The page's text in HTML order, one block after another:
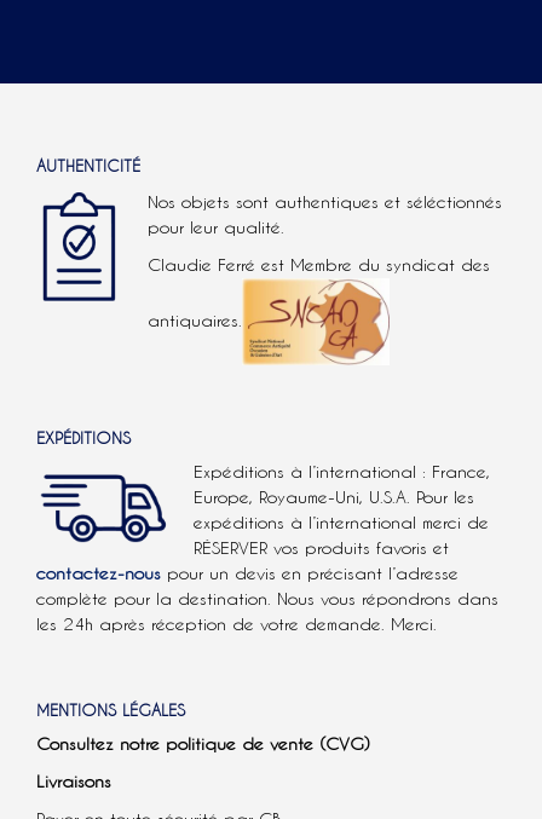
AUTHENTICITÉ
Nos objets sont authentiques et séléctionnés
pour leur qualité.
Claudie Ferré est Membre du syndicat des
antiquaires.
EXPÉDITIONS
Expéditions à l’international : France,
Europe, Royaume-Uni, U.S.A. Pour les
expéditions à l’international merci de
RÉSERVER vos produits favoris et
contactez-nous pour un devis en précisant l’adresse
complète pour la destination. Nous vous répondrons dans
les 24h après réception de votre demande. Merci.
MENTIONS LÉGALES
Consultez notre politique de vente (CVG)
Livraisons